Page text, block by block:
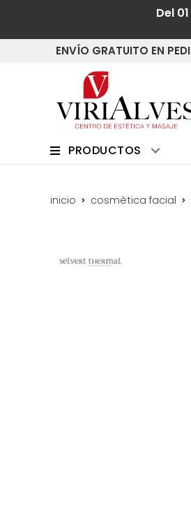
Del
ENVÍO GRATUITO EN
PRODUCTOS
inicio cosmètica facial